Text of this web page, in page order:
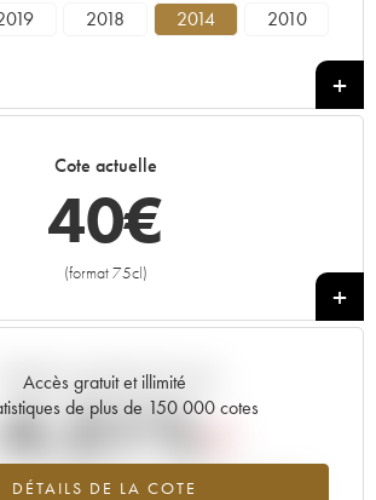
2018 2014
2010
Cote actuelle
40€
(format 75cl)
+
Accès gratuit et illimité
de plus de 150 000 cotes
DÉTAILS DE LA COTE
Tendance actuelle de la cote
du millésime 2014 en 2026 par rapport à